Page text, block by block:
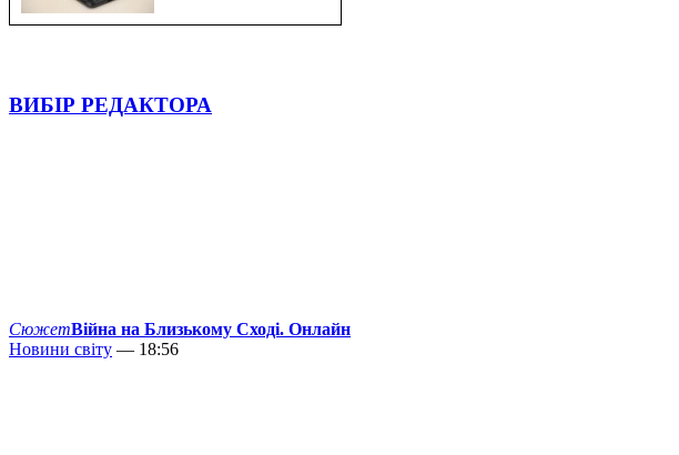
ВИБІР РЕДАКТОРА
СюжетВійна на Близькому Сході. Онлайн
Новини світу — 18:56